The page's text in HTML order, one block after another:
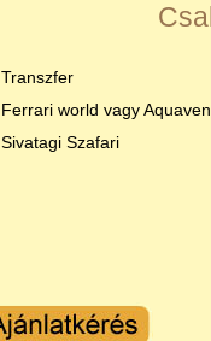
Transzfer
Ferrari world vagy
Sivatagi Szafari